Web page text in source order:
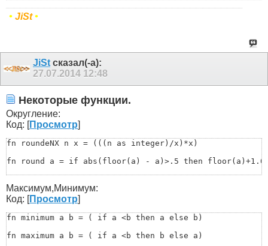
select (for i in $* where superclassof i ==
-- геометрию (не кости)
select (for i in $* where classof i == BoneGeometry
-- хелперы
select (for i in $* where superclassof i == helper
-- лампочки
select (for i in $* where superclassof i == light
-- камеры
select (for i in $* where superclassof i == camera
• JiSt•
JiSt сказал(-а):
27.07.2014 12:48
Некоторые функции.
Округление:
Код: [Просмотр]
fn roundeNX n x = (((n as integer)/x)*x)
fn round a = if abs(floor(a) - a)>.5 then
  fx = floor x
  cx = ceil x
  return if 0.5 * (fx + cx) > x then fx else cx
)
fn round_to val n =
Максимум,Минимум:
Код: [Просмотр]
fn minimum a b = ( if a <b then a else b)
fn maximum a b = ( if a <b then b else a)